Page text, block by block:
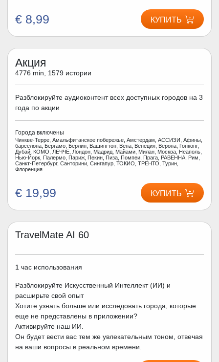
€ 8,99 КУПИТЬ
Акция
4776 min, 1579 истории
Разблокируйте аудиоконтент всех доступных городов на 3
года по акции
Города включены
Чинкве-Терре, Амальфитанское побережье, Амстердам, АССИЗИ, Афины,
барселона, Бергамо, Берлин, Вашингтон, Вена, Венеция, Верона, Гонконг,
Дубай, КОМО, ЛЕЧЧЕ, Лондон, Мадрид, Майами, Милан, Москва, Неаполь,
Нью-Йорк, Палермо, Париж, Пекин, Пиза, Помпеи, Прага, РАВЕННА, Рим,
Санкт-Петербург, Санторини, Сингапур, ТОКИО, ТРЕНТО, Турин,
Флоренция
€ 19,99 КУПИТЬ
TravelMate AI 60
1 час использования
Разблокируйте Искусственный Интеллект (ИИ) и
расширьте свой опыт
Хотите узнать больше или исследовать города, которые
еще не представлены в приложении?
Активируйте наш ИИ.
Он будет вести вас тем же увлекательным тоном, отвечая
на ваши вопросы в реальном времени.